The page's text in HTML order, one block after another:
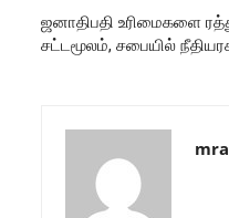
ஜனாதிபதி உரிமைகளை
சட்டமூலம், சபையில்